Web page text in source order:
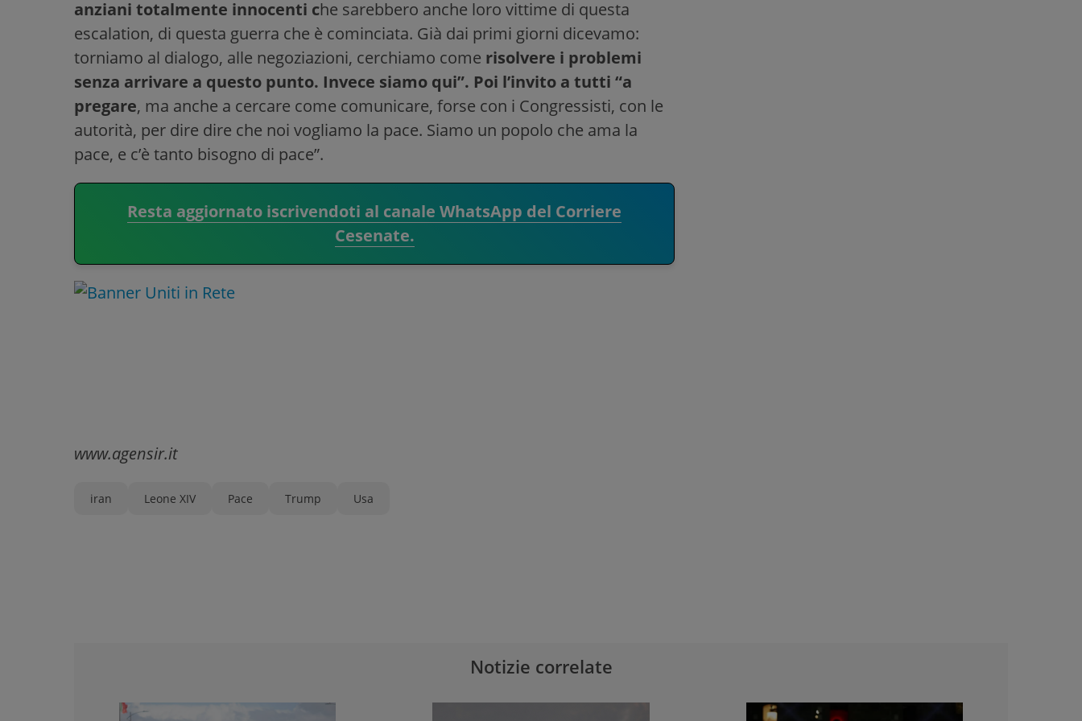
anziani totalmente innocenti che sarebbero anche loro vittime di questa
escalation, di questa guerra che è cominciata. Già dai primi giorni dicevamo:
torniamo al dialogo, alle negoziazioni, cerchiamo come risolvere i problemi
senza arrivare a questo punto. Invece siamo qui”. Poi l’invito a tutti “a
pregare, ma anche a cercare come comunicare, forse con i Congressisti, con le
autorità, per dire dire che noi vogliamo la pace. Siamo un popolo che ama la
pace, e c’è tanto bisogno di pace”.
Resta aggiornato iscrivendoti al canale WhatsApp del Corriere
Cesenate.
www.agensir.it
iran Leone XIV Pace Trump Usa
Notizie correlate